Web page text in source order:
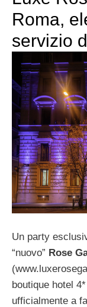
Roma,
servizio
Un party
“nuovo” Rose
boutique hotel
ufficialmente a